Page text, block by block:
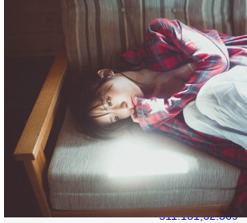
513.342,28.377
512.574,30.349
C511.834,32.258
511.326,34.438
511.181,37.631
C511.035,40.831
511,41.851
511,50
C511,58.147
511.035,59.17
511.181,62.369